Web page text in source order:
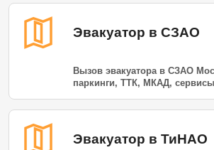
Эвакуатор в СЗАО
Вызов эвакуатора в СЗАО
паркинги, ТТК, МКАД,
Эвакуатор в ТиНАО